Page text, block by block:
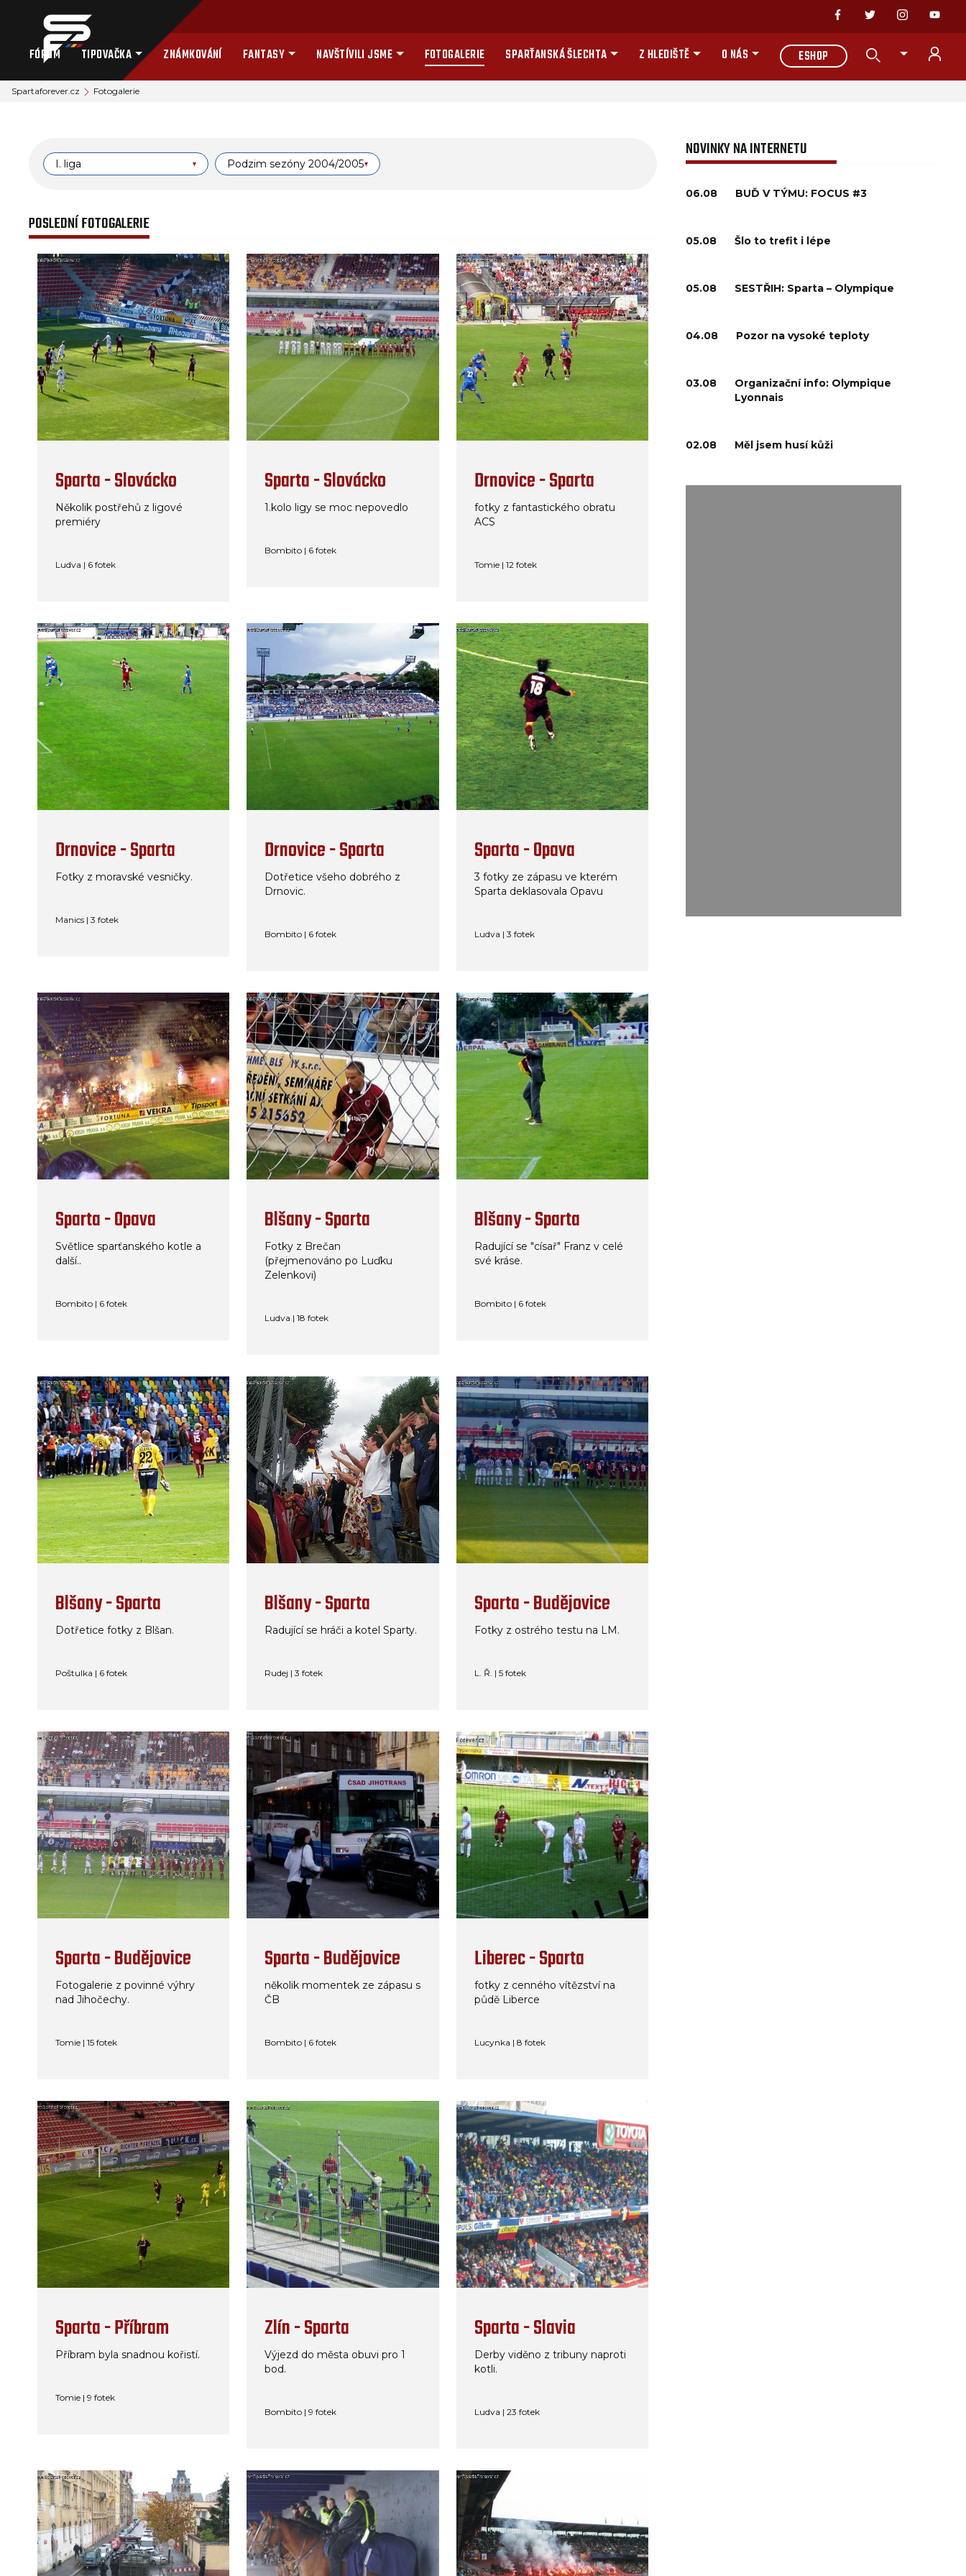
FÓRUM TIPOVAČKA ZNÁMKOVÁNÍ FANTASY NAVŠTÍVILI JSME FOTOGALERIE SPARŤANSKÁ ŠLECHTA Z HLEDIŠTĚ O NÁS ESHOP
Spartaforever.cz Fotogalerie
I. liga Podzim sezóny 2004/2005
POSLEDNÍ FOTOGALERIE
Sparta - Slovácko
Několik postřehů z ligové
premiéry
Ludva | 6 fotek
Sparta - Slovácko
1.kolo ligy se moc nepovedlo
Bombito | 6 fotek
Drnovice - Sparta
fotky z fantastického obratu
ACS
Tomie | 12 fotek
Drnovice - Sparta
Fotky z moravské vesničky.
Manics | 3 fotek
Drnovice - Sparta
Dotřetice všeho dobrého z
Drnovic.
Bombito | 6 fotek
Sparta - Opava
3 fotky ze zápasu ve kterém
Sparta deklasovala Opavu
Ludva | 3 fotek
Sparta - Opava
Světlice sparťanského kotle a
další..
Bombito | 6 fotek
Blšany - Sparta
Fotky z Brečan
(přejmenováno po Luďku
Zelenkovi)
Ludva | 18 fotek
Blšany - Sparta
Radující se "císař" Franz v celé
své kráse.
Bombito | 6 fotek
Blšany - Sparta
Dotřetice fotky z Blšan.
Poštulka | 6 fotek
Blšany - Sparta
Radující se hráči a kotel Sparty.
Rudej | 3 fotek
Sparta - Budějovice
Fotky z ostrého testu na LM.
L. Ř. | 5 fotek
Sparta - Budějovice
Fotogalerie z povinné výhry
nad Jihočechy.
Tomie | 15 fotek
Sparta - Budějovice
několik momentek ze zápasu s
ČB
Bombito | 6 fotek
Liberec - Sparta
fotky z cenného vítězství na
půdě Liberce
Lucynka | 8 fotek
Sparta - Příbram
Příbram byla snadnou kořistí.
Tomie | 9 fotek
Zlín - Sparta
Výjezd do města obuvi pro 1
bod.
Bombito | 9 fotek
Sparta - Slavia
Derby viděno z tribuny naproti
kotli.
Ludva | 23 fotek
NOVINKY NA INTERNETU
06.08 BUĎ V TÝMU: FOCUS #3
05.08 Šlo to trefit i lépe
05.08 SESTŘIH: Sparta – Olympique
04.08 Pozor na vysoké teploty
03.08
Organizační info: Olympique
Lyonnais
02.08 Měl jsem husí kůži